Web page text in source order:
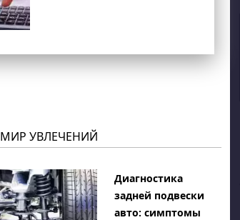
МИР УВЛЕЧЕНИЙ
Диагностика
задней подвески
авто: симптомы